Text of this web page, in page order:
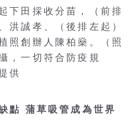
下田採收分苗，（前排
洪誠孝、（後排左起）
照創辦人陳柏燊。（照
，一切符合防疫規
供
點 蒲草吸管成為世界